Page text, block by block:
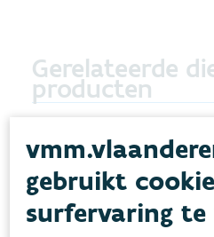
Gerelateerde
producten
Advies
lucht
Vraag je een
gebruikt
surfervaring te